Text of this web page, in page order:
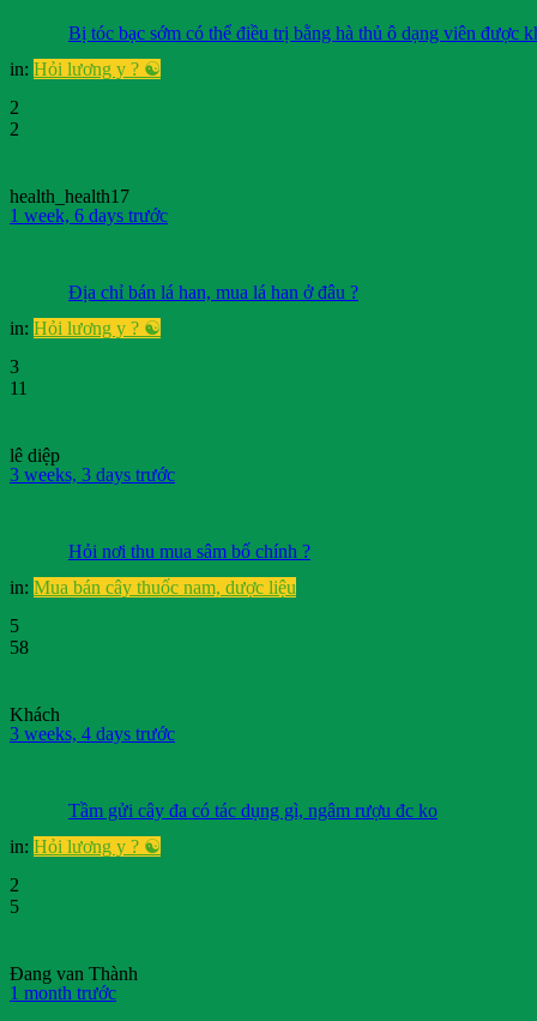
Bị tóc bạc sớm có thể điều trị bằng hà thủ ô dạng viên được
in: Hỏi lương y ? ☯️
2
2
health_health17
1 week, 6 days trước
Địa chỉ bán lá han, mua lá han ở đâu ?
in: Hỏi lương y ? ☯️
3
11
lê diệp
3 weeks, 3 days trước
Hỏi nơi thu mua sâm bố chính ?
in: Mua bán cây thuốc nam, dược liệu
5
58
Khách
3 weeks, 4 days trước
Tầm gửi cây đa có tác dụng gì, ngâm rượu đc ko
in: Hỏi lương y ? ☯️
2
5
Đang van Thành
1 month trước